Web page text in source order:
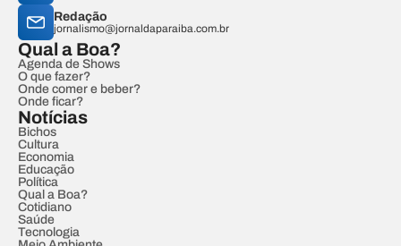
Redação
jornalismo@jornaldaparaiba.com.br
Qual a Boa?
Agenda de Shows
O que fazer?
Onde comer e beber?
Onde ficar?
Notícias
Bichos
Cultura
Economia
Educação
Política
Qual a Boa?
Cotidiano
Saúde
Tecnologia